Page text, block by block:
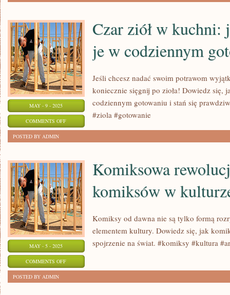
MAY - 9 - 2025
COMMENTS OFFON
W
KUCHNI:
JAK
WYKORZYSTAĆ
JE
W
CODZIENNYM
GOTOWANIU
Czar ziół w kuchni:
je w codziennym
Jeśli chcesz nadać swoim potrawom
koniecznie sięgnij po zioła! Dowiedz się,
codziennym gotowaniu i stań się
#ziola #gotowanie
POSTED BY ADMIN
MAY - 5 - 2025
COMMENTS OFFON
Komiksowa
komiksów w
Komiksy od dawna nie są tylko formą
elementem kultury. Dowiedz się, jak
spojrzenie na świat. #komiksy #kultura
POSTED BY ADMIN